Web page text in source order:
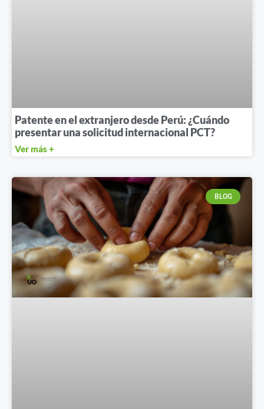
Patente en el extranjero desde Perú: ¿Cuándo
presentar una solicitud internacional PCT?
Ver más +
BLOG